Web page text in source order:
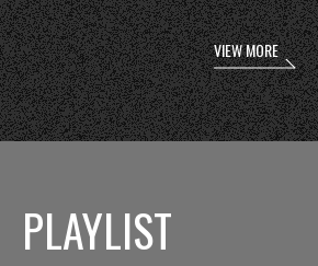
VIEW MORE
PLAYLIST